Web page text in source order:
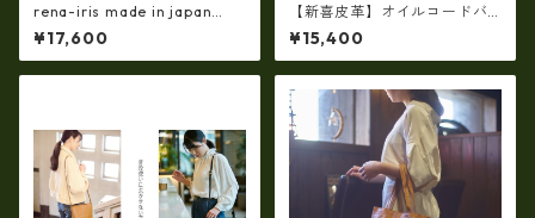
rena-iris made in japan
【日本製】牛革製品・エナメ
ルクロコ・お財布ショルダー
（横型・三層式）ir-666-a
¥17,600
【新喜皮革】オイルコードバ
ンラウンドファスナーショー
トウォレット 日本製 tc-048
4
¥15,400